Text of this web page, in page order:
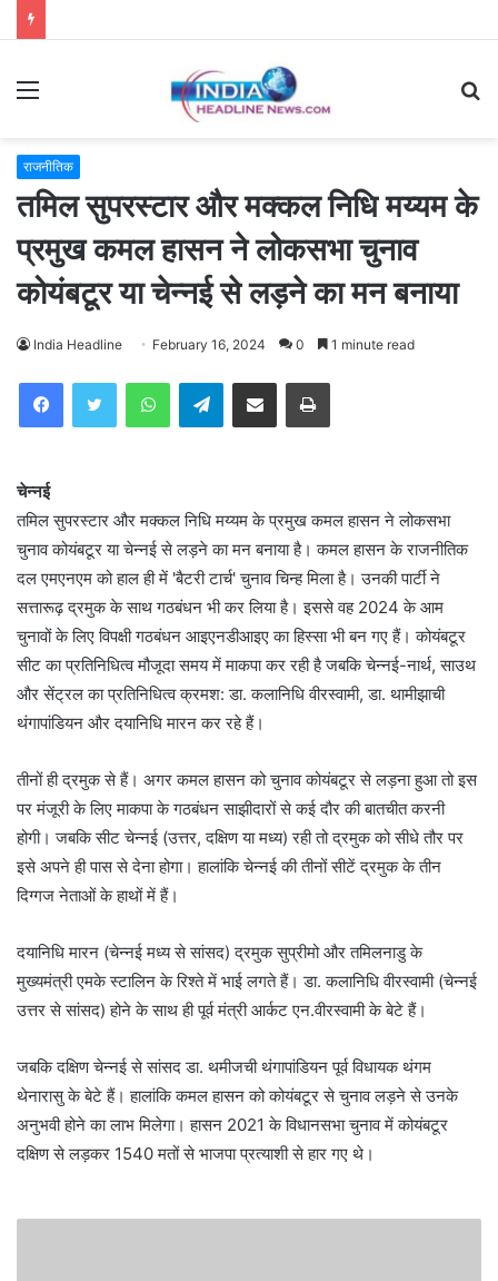
Menu
राजनीतिक
तमिल सुपरस्टार और मक्कल निधि मय्यम के
प्रमुख कमल हासन ने लोकसभा चुनाव
कोयंबटूर या चेन्नई से लड़ने का मन बनाया
India Headline February 16, 2024 0 1 minute read
WhatsAppTelegramShare via Email Print
चेन्नई
तमिल सुपरस्टार और मक्कल निधि मय्यम के प्रमुख कमल हासन ने लोकसभा
चुनाव कोयंबटूर या चेन्नई से लड़ने का मन बनाया है। कमल हासन के राजनीतिक
दल एमएनएम को हाल ही में 'बैटरी टार्च' चुनाव चिन्ह मिला है। उनकी पार्टी ने
सत्तारूढ़ द्रमुक के साथ गठबंधन भी कर लिया है। इससे वह 2024 के आम
चुनावों के लिए विपक्षी गठबंधन आइएनडीआइए का हिस्सा भी बन गए हैं। कोयंबटूर
सीट का प्रतिनिधित्व मौजूदा समय में माकपा कर रही है जबकि चेन्नई-नार्थ, साउथ
और सेंट्रल का प्रतिनिधित्व क्रमश: डा. कलानिधि वीरस्वामी, डा. थामीझाची
थंगापांडियन और दयानिधि मारन कर रहे हैं।
तीनों ही द्रमुक से हैं। अगर कमल हासन को चुनाव कोयंबटूर से लड़ना हुआ तो इस
पर मंजूरी के लिए माकपा के गठबंधन साझीदारों से कई दौर की बातचीत करनी
होगी। जबकि सीट चेन्नई (उत्तर, दक्षिण या मध्य) रही तो द्रमुक को सीधे तौर पर
इसे अपने ही पास से देना होगा। हालांकि चेन्नई की तीनों सीटें द्रमुक के तीन
दिग्गज नेताओं के हाथों में हैं।
दयानिधि मारन (चेन्नई मध्य से सांसद) द्रमुक सुप्रीमो और तमिलनाडु के
मुख्यमंत्री एमके स्टालिन के रिश्ते में भाई लगते हैं। डा. कलानिधि वीरस्वामी (चेन्नई
उत्तर से सांसद) होने के साथ ही पूर्व मंत्री आर्कट एन.वीरस्वामी के बेटे हैं।
जबकि दक्षिण चेन्नई से सांसद डा. थमीजची थंगापांडियन पूर्व विधायक थंगम
थेनारासु के बेटे हैं। हालांकि कमल हासन को कोयंबटूर से चुनाव लड़ने से उनके
अनुभवी होने का लाभ मिलेगा। हासन 2021 के विधानसभा चुनाव में कोयंबटूर
दक्षिण से लड़कर 1540 मतों से भाजपा प्रत्याशी से हार गए थे।